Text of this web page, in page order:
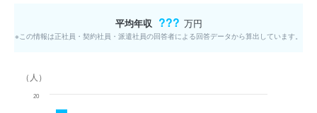
平均年収 ??? 万円
※この情報は正社員・契約社員・派遣社員の回答者による回答データから算出しています。
（人）
20